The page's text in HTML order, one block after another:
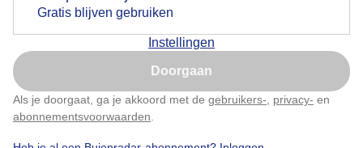
Gratis blijven gebruiken
Instellingen
Doorgaan
Als je doorgaat, ga je akkoord met de gebruikers- privacy- en
abonnementsvoorwaarden
Door: Hans Buls Gemaakt: 09-11-2025, 69x bekeken
Nu niet, misschien later
Klik hierom dit aan te passen